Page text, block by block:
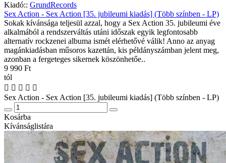
Kiadó:: GrundRecords
Sex Action - Sex Action [35. jubileumi kiadás] (Több színben - LP)
Sokak kívánsága teljesül azzal, hogy a Sex Action 35. jubileumi éve
alkalmából a rendszerváltás utáni időszak egyik legfontosabb
alternatív rockzenei albuma ismét elérhetővé válik! Anno az anyag
magánkiadásban műsoros kazettán, kis példányszámban jelent meg,
azonban a fergeteges sikernek köszönhetőe..
9 990 Ft
tól
Sex Action - Sex Action [35. jubileumi kiadás] (Több színben - LP)
Kosárba
Kívánságlistára